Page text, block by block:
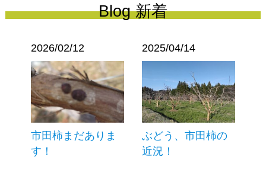
Blog 新着
2026/02/12
市田柿まだありま
す！
2025/04/14
ぶどう、市田柿の
近況！